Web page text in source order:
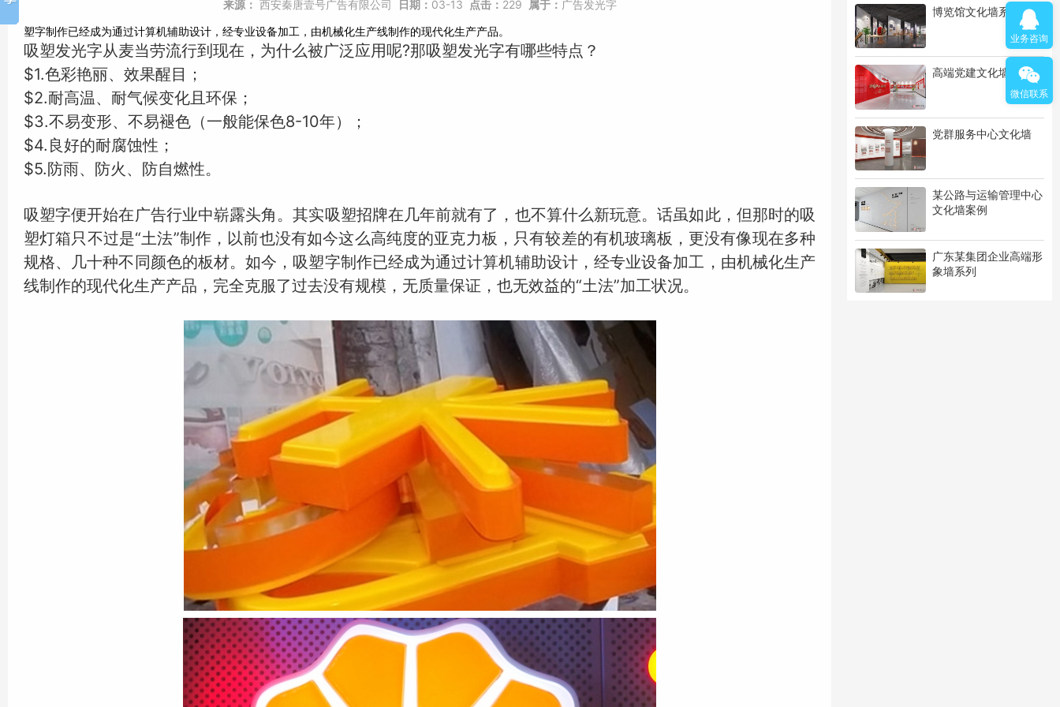
博览馆文化墙系列
高端党建文化墙系列
党群服务中心文化墙
某公路与运输管理中心
文化墙案例
广东某集团企业高端形
象墙系列
来源： 西安秦唐壹号广告有限公司 日期： 03-13 点击： 229 属于： 广告发光字
塑字制作已经成为通过计算机辅助设计，经专业设备加工，由机械化生产线制作的现代化生产产品。
吸塑发光字从麦当劳流行到现在，为什么被广泛应用呢?那吸塑发光字有哪些特点？
$1.色彩艳丽、效果醒目；
$2.耐高温、耐气候变化且环保；
$3.不易变形、不易褪色（一般能保色8-10年）；
$4.良好的耐腐蚀性；
$5.防雨、防火、防自燃性。
吸塑字便开始在广告行业中崭露头角。其实吸塑招牌在几年前就有了，也不算什么新玩意。话虽如此，但那时的吸
塑灯箱只不过是“土法”制作，以前也没有如今这么高纯度的亚克力板，只有较差的有机玻璃板，更没有像现在多种
规格、几十种不同颜色的板材。如今，吸塑字制作已经成为通过计算机辅助设计，经专业设备加工，由机械化生产
线制作的现代化生产产品，完全克服了过去没有规模，无质量保证，也无效益的“土法”加工状况。
业务咨询
微信联系